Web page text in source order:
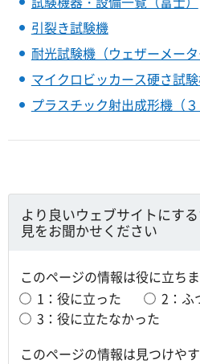
引裂き試験機
耐光試験機（ウェザーメータ
マイクロビッカース硬さ試
プラスチック射出成形機（３
より良いウェブサイトにす
見をお聞かせください
このページの情報は役に立ち
1：役に立った
2：ふ
3：役に立たなかった
このページの情報は見つけや